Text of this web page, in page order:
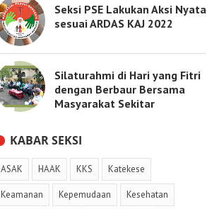
Seksi PSE Lakukan Aksi Nyata
sesuai ARDAS KAJ 2022
Silaturahmi di Hari yang Fitri
dengan Berbaur Bersama
Masyarakat Sekitar
KABAR SEKSI
ASAK HAAK KKS Katekese
Keamanan Kepemudaan Kesehatan